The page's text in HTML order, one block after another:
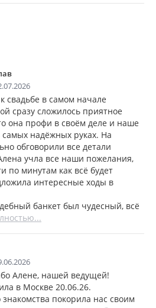
свадьбе в самом начале
сразу сложилось приятное
она профи в своём деле и наше
надёжных руках. На
обговорили все детали
учла все наши пожелания,
по минутам как всё будет
интересные ходы в
банкет был чудесный, всё
Алене, нашей ведущей!
в Москве 20.06.26.
покорила нас своим